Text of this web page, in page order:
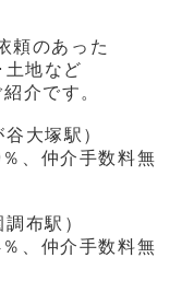
頼のあった
土地など
介です。
大塚駅）
、仲介手数料無
布駅）
、仲介手数料無